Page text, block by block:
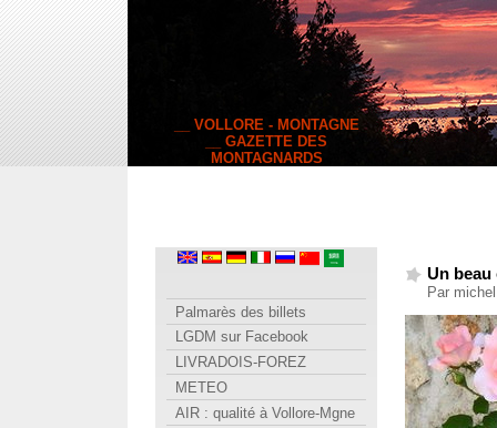
__ VOLLORE - MONTAGNE
__ GAZETTE DES
MONTAGNARDS
Un beau
Par
Palmarès des billets
LGDM sur Facebook
LIVRADOIS-FOREZ
METEO
AIR : qualité à Vollore-Mgne